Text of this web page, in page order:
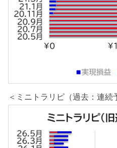
＜ミニトラリピ（過去：連続